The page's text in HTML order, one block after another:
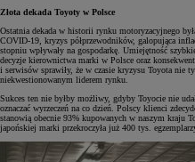
Złota dekada Toyoty w Polsce
Ostatnia dekada w historii rynku motoryzacyjnego
COVID-19, kryzys półprzewodników, galopująca
stopniu wpływały na gospodarkę. Umiejętność
decyzje kierownictwa marki w Polsce oraz
i serwisów sprawiły, że w czasie kryzysu Toyota nie
niekwestionowanym liderem rynku.
Sukces ten nie byłby możliwy, gdyby Toyocie nie
oznaczać wyrzeczeń na co dzień. Polscy klienci
stanowią obecnie 93% kupowanych w naszym kraju
japońskiej marki przekroczyła już 400 tys.